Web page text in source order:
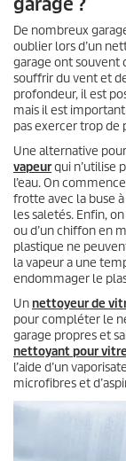
De nombreux
oublier lors d’un
garage ont souvent
souffrir du vent et
profondeur, il est
mais il est
pas exercer trop de
Une alternative
vapeurqui n’utilise
l’eau. On
frotte avec la buse
les saletés. Enfin,
ou d’un chiffon en
plastique ne
la vapeur a une
endommager le
Unnettoyeur de
pour compléter le
garage propres et
nettoyant pour
l’aide d’un
microfibres et